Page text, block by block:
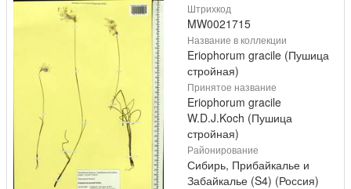
Штрихкод
MW0021715
Название в коллекции
Eriophorum gracile (Пушица
стройная)
Принятое название
Eriophorum gracile
W.D.J.Koch (Пушица
стройная)
Районирование
Сибирь, Прибайкалье и
Забайкалье (S4) (Россия)